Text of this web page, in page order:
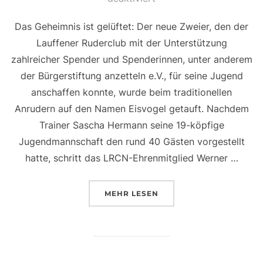
Das Geheimnis ist gelüftet: Der neue Zweier, den der
Lauffener Ruderclub mit der Unterstützung
zahlreicher Spender und Spenderinnen, unter anderem
der Bürgerstiftung anzetteln e.V., für seine Jugend
anschaffen konnte, wurde beim traditionellen
Anrudern auf den Namen Eisvogel getauft. Nachdem
Trainer Sascha Hermann seine 19-köpfige
Jugendmannschaft den rund 40 Gästen vorgestellt
hatte, schritt das LRCN-Ehrenmitglied Werner …
MEHR ÜBER „NEUER ZWEIER HEISST
LESEN